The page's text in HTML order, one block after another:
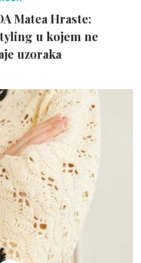
Matea Hraste:
u kojem ne
uzoraka